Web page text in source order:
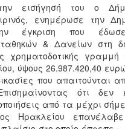
εισήγησή του ο
ενημέρωσε την
έγκριση που
& Δανείων στη
χρηματοδοτικής
ύψους 26.987.420,40
που απαιτούνται
ότι δεν
από τα μέχρι
Ηρακλείου